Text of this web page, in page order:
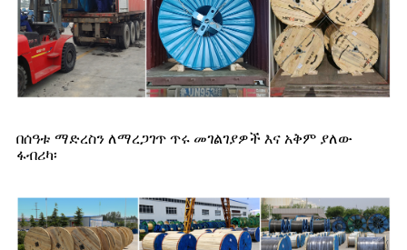
በሰዓቱ ማድረስን ለማረጋገጥ ጥሩ መገልገያዎች እና አቅም ያለው
ፋብሪካ፡